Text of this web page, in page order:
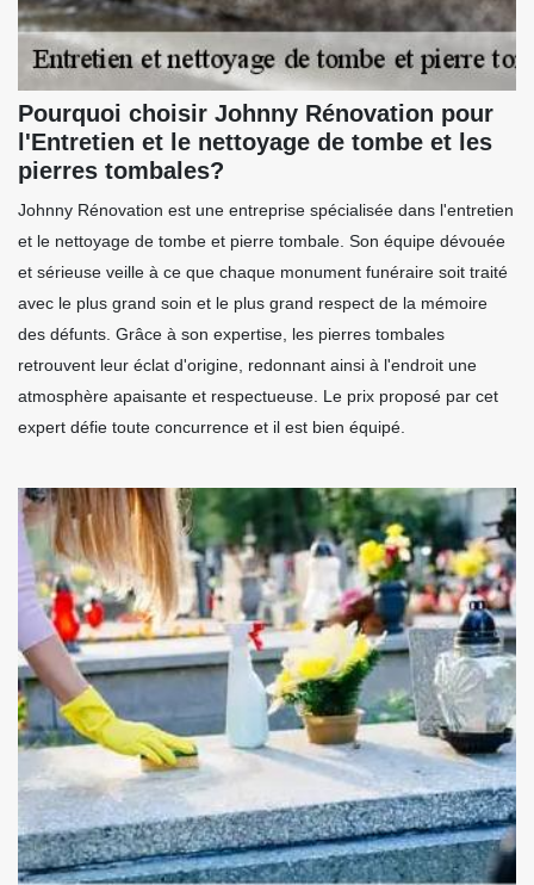
Pourquoi choisir Johnny Rénovation pour
l'Entretien et le nettoyage de tombe et les
pierres tombales?
Johnny Rénovation est une entreprise spécialisée dans l'entretien
et le nettoyage de tombe et pierre tombale. Son équipe dévouée
et sérieuse veille à ce que chaque monument funéraire soit traité
avec le plus grand soin et le plus grand respect de la mémoire
des défunts. Grâce à son expertise, les pierres tombales
retrouvent leur éclat d'origine, redonnant ainsi à l'endroit une
atmosphère apaisante et respectueuse. Le prix proposé par cet
expert défie toute concurrence et il est bien équipé.